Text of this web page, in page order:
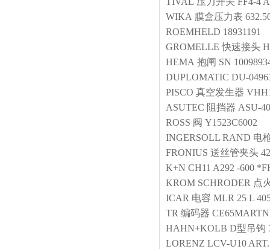
WIKA 膜盒压力表
ROEMHELD 18931191
GROMELLE 快速接头
HEMA 抱闸 SN
DUPLOMATIC DU-
PISCO 真空发生器
ASUTEC 阻挡器 ASU-
ROSS 阀 Y1523C6002
INGERSOLL RAND 电
FRONIUS 送丝管夹头
K+N CH11 A292 -600
KROM SCHRODER 点
ICAR 电容 MLR 25 L
TR 编码器
HAHN+KOLB D型吊钩
LORENZ LCV-U10